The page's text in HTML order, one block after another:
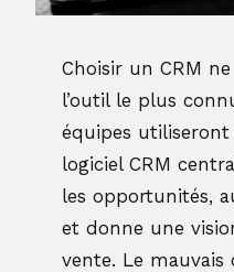
Choisir un CRM
l’outil le plus
équipes
logiciel CRM
les opportunités,
et donne une
vente. Le mauvais